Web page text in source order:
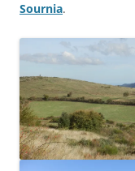
Sournia.